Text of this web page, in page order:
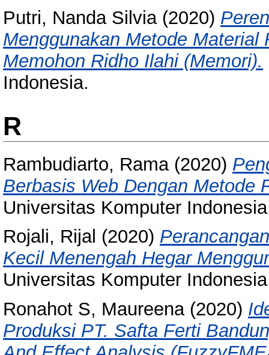
Putri, Nanda Silvia(2020)
Menggunakan Metode Material
Memohon Ridho Ilahi (Memori).
Indonesia.
R
Rambudiarto, Rama(2020)
Berbasis Web Dengan Metode
Universitas Komputer
Rojali, Rijal (2020)
Kecil Menengah Hegar
Universitas Komputer
Ronahot S, Maureena(2020)
Produksi PT. Safta Ferti